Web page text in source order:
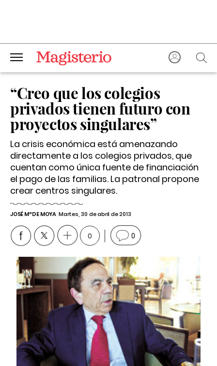
“Creo que los colegios
privados tienen futuro con
proyectos singulares”
La crisis económica está amenazando
directamente a los colegios privados, que
cuentan como única fuente de financiación
el pago de las familias. La patronal propone
crear centros singulares.
JOSÉ Mª DE MOYA Martes, 30 de abril de 2013
0 0